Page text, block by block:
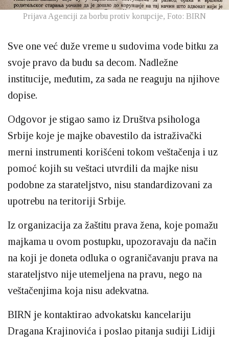
Prijava Agenciji za borbu protiv korupcije, Foto: BIRN
Sve one već duže vreme u sudovima vode bitku za
svoje pravo da budu sa decom. Nadležne
institucije, međutim, za sada ne reaguju na njihove
dopise.
Odgovor je stigao samo iz Društva psihologa
Srbije koje je majke obavestilo da istraživački
merni instrumenti korišćeni tokom veštačenja i uz
pomoć kojih su veštaci utvrdili da majke nisu
podobne za starateljstvo, nisu standardizovani za
upotrebu na teritoriji Srbije.
Iz organizacija za žaštitu prava žena, koje pomažu
majkama u ovom postupku, upozoravaju da način
na koji je doneta odluka o ograničavanju prava na
starateljstvo nije utemeljena na pravu, nego na
veštačenjima koja nisu adekvatna.
BIRN je kontaktirao advokatsku kancelariju
Dragana Krajinovića i poslao pitanja sudiji Lidiji